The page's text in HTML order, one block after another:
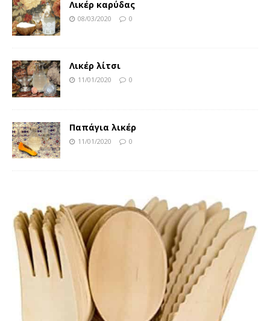
Λικέρ καρύδας
08/03/2020 0
Λικέρ λίτσι
11/01/2020 0
Παπάγια λικέρ
11/01/2020 0